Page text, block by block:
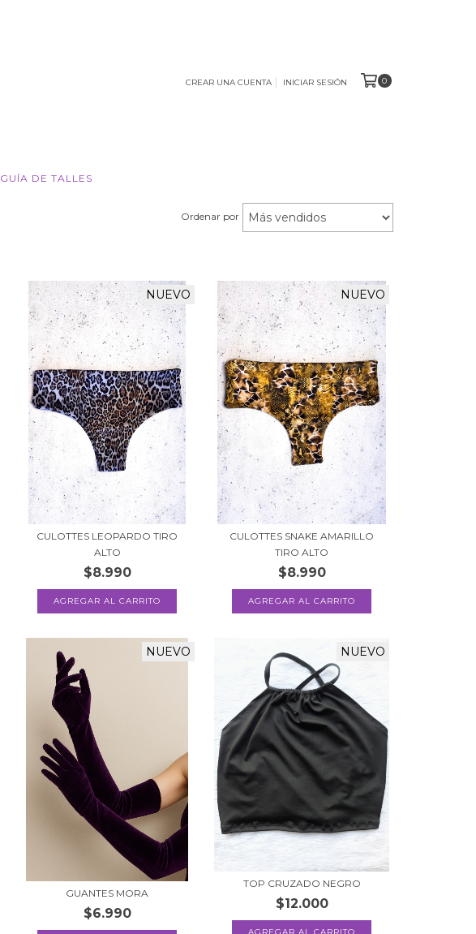
CREAR UNA CUENTA INICIAR SESIÓN 0
GUÍA DE TALLES
Ordenar por
NUEVO
CULOTTES LEOPARDO TIRO
ALTO
$8.990
AGREGAR AL CARRITO
NUEVO
CULOTTES SNAKE AMARILLO
TIRO ALTO
$8.990
AGREGAR AL CARRITO
NUEVO
GUANTES MORA
$6.990
NUEVO
TOP CRUZADO NEGRO
$12.000